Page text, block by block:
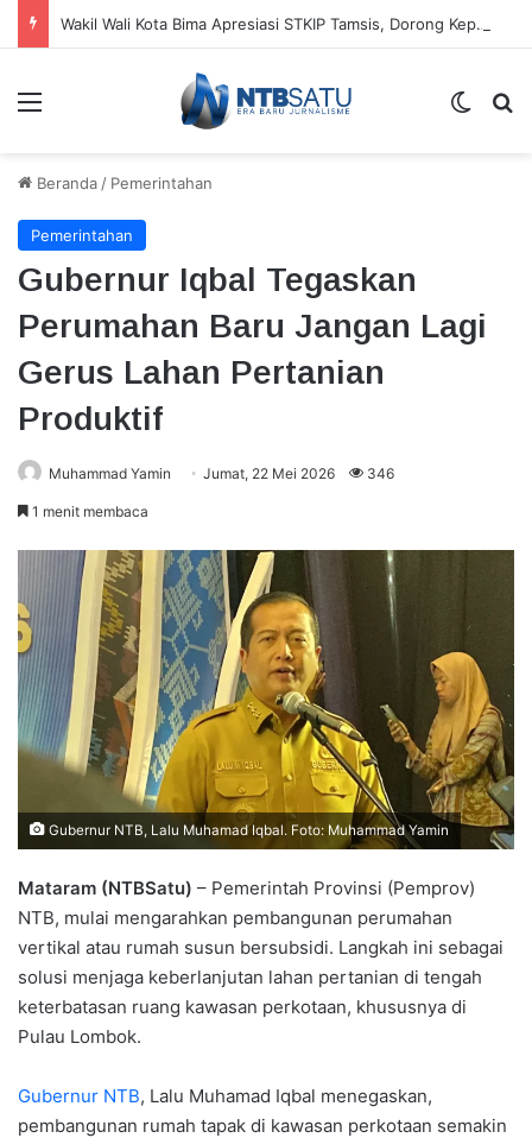
Wakil Wali Kota Bima Apresiasi STKIP Tamsis, Dorong Kepemimpinan Berbasis Data
Menu
Beranda / Pemerintahan
Pemerintahan
Gubernur Iqbal Tegaskan
Perumahan Baru Jangan Lagi
Gerus Lahan Pertanian
Produktif
Muhammad Yamin Jumat, 22 Mei 2026 346
1 menit membaca
Gubernur NTB, Lalu Muhamad Iqbal. Foto: Muhammad Yamin
Mataram (NTBSatu) – Pemerintah Provinsi (Pemprov)
NTB, mulai mengarahkan pembangunan perumahan
vertikal atau rumah susun bersubsidi. Langkah ini sebagai
solusi menjaga keberlanjutan lahan pertanian di tengah
keterbatasan ruang kawasan perkotaan, khususnya di
Pulau Lombok.
Gubernur NTB, Lalu Muhamad Iqbal menegaskan,
pembangunan rumah tapak di kawasan perkotaan semakin